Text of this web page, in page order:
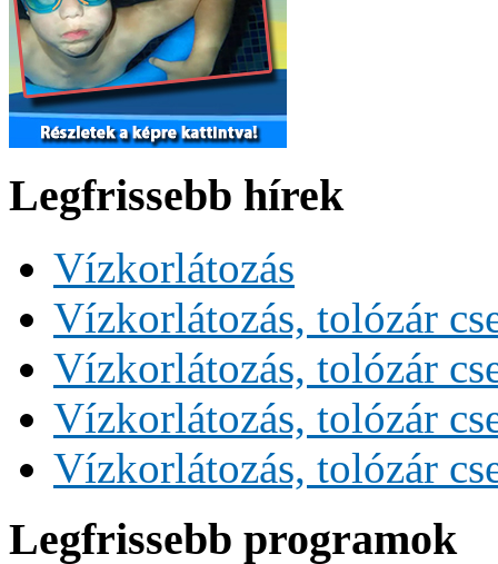
Legfrissebb hírek
Vízkorlátozás
Vízkorlátozás, tolózár
Vízkorlátozás, tolózár
Vízkorlátozás, tolózár
Vízkorlátozás, tolózár
Legfrissebb programok